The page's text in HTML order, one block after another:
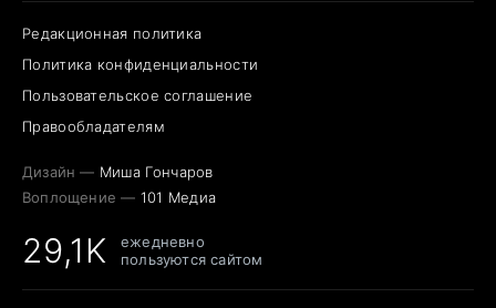
Редакционная политика
Политика конфиденциальности
Пользовательское соглашение
Правообладателям
Дизайн — Миша Гончаров
Воплощение — 101 Медиа
29,1K
ежедневно
пользуются сайтом